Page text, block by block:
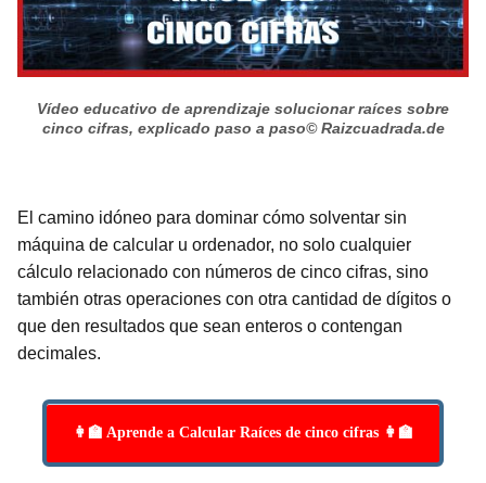
Vídeo educativo de aprendizaje solucionar raíces sobre
cinco cifras, explicado paso a paso© Raizcuadrada.de
El camino idóneo para dominar cómo solventar sin
máquina de calcular u ordenador, no solo cualquier
cálculo relacionado con números de cinco cifras, sino
también otras operaciones con otra cantidad de dígitos o
que den resultados que sean enteros o contengan
decimales.
👩‍🏫 Aprende a Calcular Raíces de cinco cifras 👩‍🏫